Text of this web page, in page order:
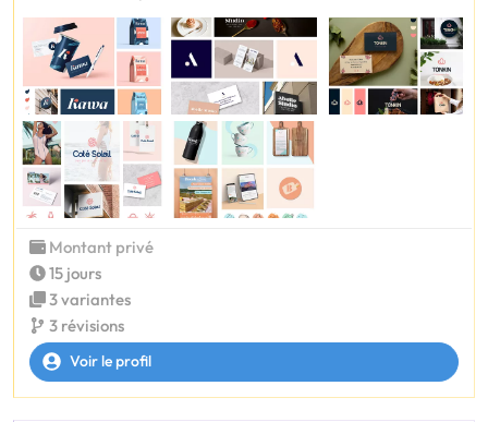
Montant privé
15 jours
3 variantes
3 révisions
Voir le profil